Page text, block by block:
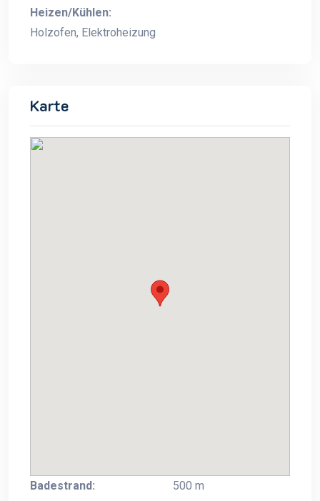
Heizen/Kühlen:
Holzofen, Elektroheizung
Karte
Badestrand:
500 m